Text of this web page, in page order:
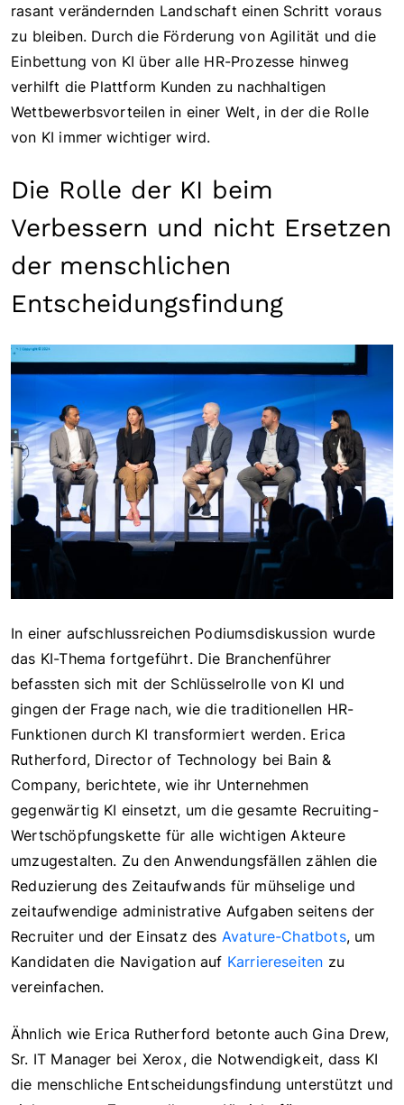
rasant verändernden Landschaft einen Schritt voraus
zu bleiben. Durch die Förderung von Agilität und die
Einbettung von KI über alle HR-Prozesse hinweg
verhilft die Plattform Kunden zu nachhaltigen
Wettbewerbsvorteilen in einer Welt, in der die Rolle
von KI immer wichtiger wird.
Die Rolle der KI beim
Verbessern und nicht Ersetzen
der menschlichen
Entscheidungsfindung
In einer aufschlussreichen Podiumsdiskussion wurde
das KI-Thema fortgeführt. Die Branchenführer
befassten sich mit der Schlüsselrolle von KI und
gingen der Frage nach, wie die traditionellen HR-
Funktionen durch KI transformiert werden. Erica
Rutherford, Director of Technology bei Bain &
Company, berichtete, wie ihr Unternehmen
gegenwärtig KI einsetzt, um die gesamte Recruiting-
Wertschöpfungskette für alle wichtigen Akteure
umzugestalten. Zu den Anwendungsfällen zählen die
Reduzierung des Zeitaufwands für mühselige und
zeitaufwendige administrative Aufgaben seitens der
Recruiter und der Einsatz des Avature-Chatbots, um
Kandidaten die Navigation auf Karriereseiten zu
vereinfachen.
Ähnlich wie Erica Rutherford betonte auch Gina Drew,
Sr. IT Manager bei Xerox, die Notwendigkeit, dass KI
die menschliche Entscheidungsfindung unterstützt und